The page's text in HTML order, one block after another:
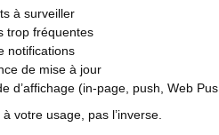
à surveiller
trop fréquentes
notifications
de mise à jour
d’affichage (in-page, push, Web
votre usage, pas l’inverse.